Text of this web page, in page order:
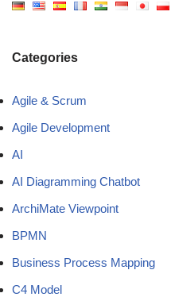
Categories
Agile & Scrum
Agile Development
AI
AI Diagramming Chatbot
ArchiMate Viewpoint
BPMN
Business Process Mapping
C4 Model